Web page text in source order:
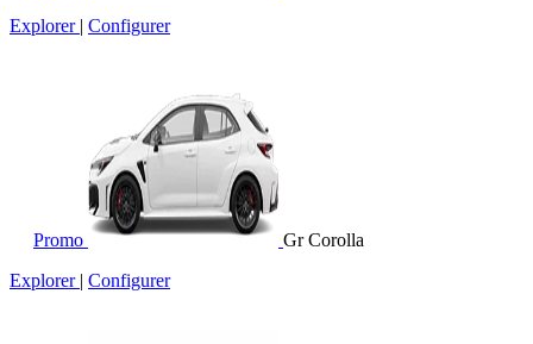
Explorer | Configurer
Promo
Gr Corolla
Explorer | Configurer